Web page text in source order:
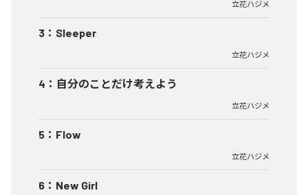
立花ハジメ
3 ： Sleeper
立花ハジメ
4 ： 自分のことだけ考えよう
立花ハジメ
5 ： Flow
立花ハジメ
6 ： New Girl